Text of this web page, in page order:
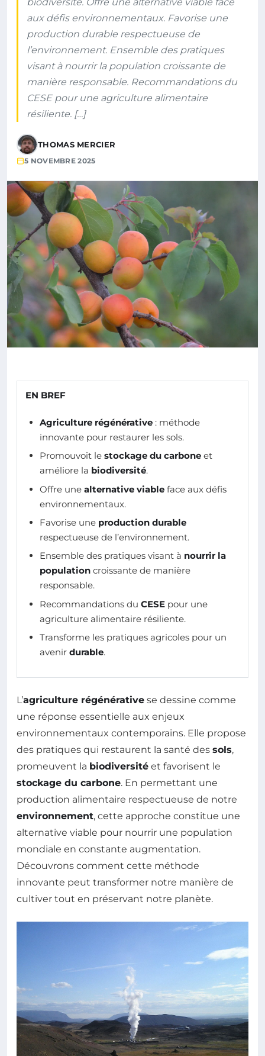
aux défis environnementaux. Favorise une
production durable respectueuse de
l’environnement. Ensemble des pratiques
visant à nourrir la population croissante de
manière responsable. Recommandations du
CESE pour une agriculture alimentaire
résiliente. […]
THOMAS MERCIER
5 NOVEMBRE 2025
EN BREF
Agriculture régénérative : méthode
innovante pour restaurer les sols.
Promouvoit le stockage du carbone et
améliore la biodiversité.
Offre une alternative viable face aux défis
environnementaux.
Favorise une production durable
respectueuse de l’environnement.
Ensemble des pratiques visant à nourrir la
population croissante de manière
responsable.
Recommandations du CESE pour une
agriculture alimentaire résiliente.
Transforme les pratiques agricoles pour un
avenir durable.
L’agriculture régénérative se dessine comme
une réponse essentielle aux enjeux
environnementaux contemporains. Elle propose
des pratiques qui restaurent la santé des sols,
promeuvent la biodiversité et favorisent le
stockage du carbone. En permettant une
production alimentaire respectueuse de notre
environnement, cette approche constitue une
alternative viable pour nourrir une population
mondiale en constante augmentation.
Découvrons comment cette méthode
innovante peut transformer notre manière de
cultiver tout en préservant notre planète.